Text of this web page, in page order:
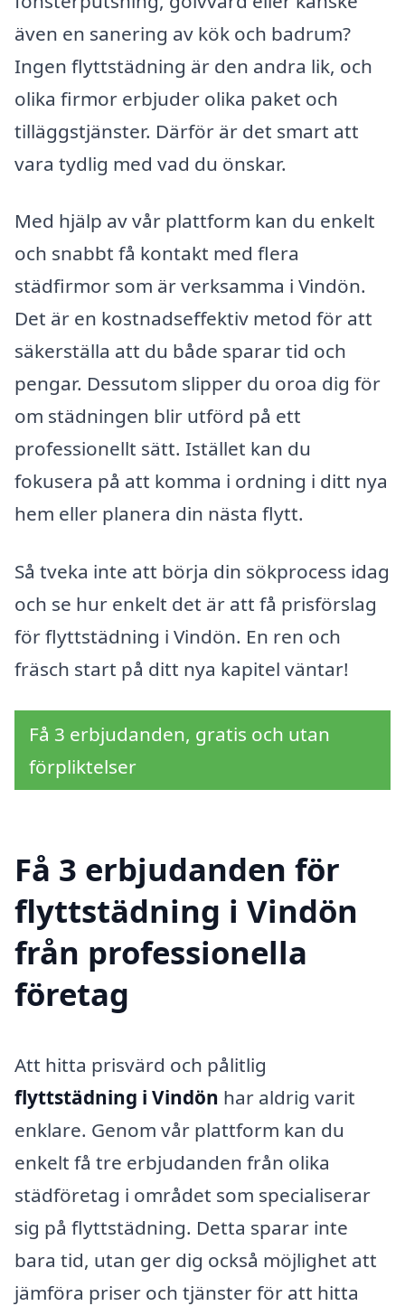
även en sanering av kök och badrum?
Ingen flyttstädning är den andra lik, och
olika firmor erbjuder olika paket och
tilläggstjänster. Därför är det smart att
vara tydlig med vad du önskar.
Med hjälp av vår plattform kan du enkelt
och snabbt få kontakt med flera
städfirmor som är verksamma i Vindön.
Det är en kostnadseffektiv metod för att
säkerställa att du både sparar tid och
pengar. Dessutom slipper du oroa dig för
om städningen blir utförd på ett
professionellt sätt. Istället kan du
fokusera på att komma i ordning i ditt nya
hem eller planera din nästa flytt.
Så tveka inte att börja din sökprocess idag
och se hur enkelt det är att få prisförslag
för flyttstädning i Vindön. En ren och
fräsch start på ditt nya kapitel väntar!
Få 3 erbjudanden, gratis och utan
förpliktelser
Få 3 erbjudanden för
flyttstädning i Vindön
från professionella
företag
Att hitta prisvärd och pålitlig
flyttstädning i Vindön har aldrig varit
enklare. Genom vår plattform kan du
enkelt få tre erbjudanden från olika
städföretag i området som specialiserar
sig på flyttstädning. Detta sparar inte
bara tid, utan ger dig också möjlighet att
jämföra priser och tjänster för att hitta